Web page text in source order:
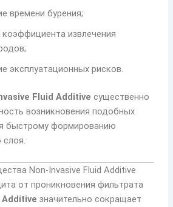
времени бурения;
извлечения
эксплуатационных рисков.
Fluid Additive существенно
возникновения подобных
быстрому формированию
слоя.
Non-Invasive Fluid Additive
от проникновения фильтрата
Additive значительно сокращает